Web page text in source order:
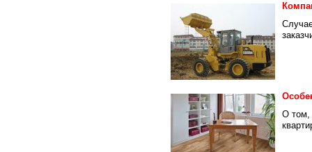
О том,